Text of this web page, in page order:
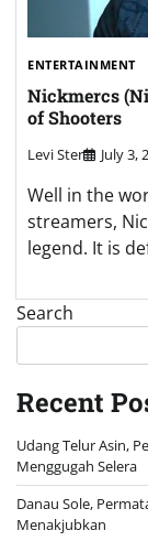
ENTERTAINMENT
Nickmercs
of Shooters
Levi Ster July 3,
Well in the
streamers,
legend. It is
Search
Recent
Udang Telur Asin,
Menggugah Selera
Danau Sole,
Menakjubkan